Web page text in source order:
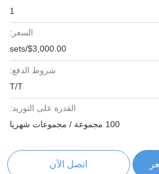
1
السعر:
$3,000.00/sets
شروط الدفع:
T/T
القدرة على التوريد:
100 مجموعة / مجموعات شهريا
اتصل الآن